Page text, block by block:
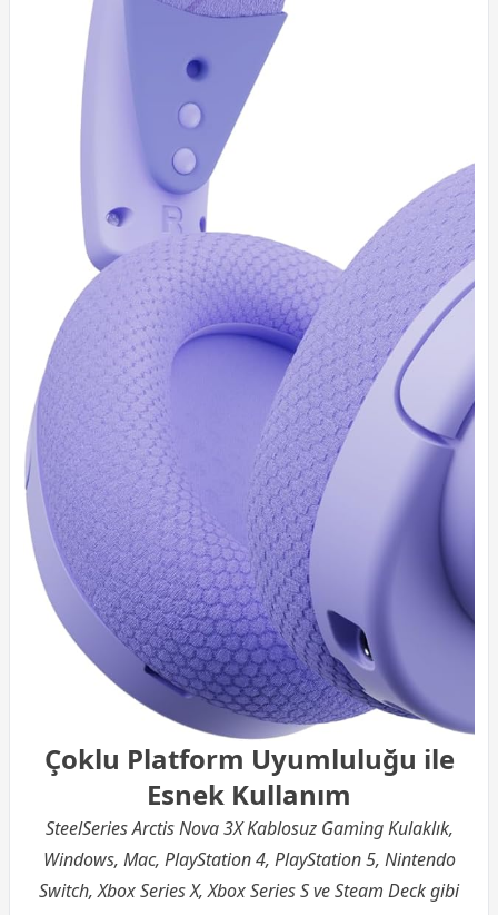
Çoklu Platform Uyumluluğu ile
Esnek Kullanım
SteelSeries Arctis Nova 3X Kablosuz Gaming Kulaklık,
Windows, Mac, PlayStation 4, PlayStation 5, Nintendo
Switch, Xbox Series X, Xbox Series S ve Steam Deck gibi